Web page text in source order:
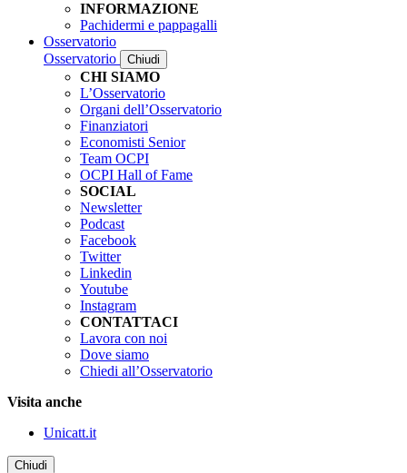
INFORMAZIONE
Pachidermi e pappagalli
Osservatorio
Osservatorio
Chiudi
CHI SIAMO
L’Osservatorio
Organi dell’Osservatorio
Finanziatori
Economisti Senior
Team OCPI
OCPI Hall of Fame
SOCIAL
Newsletter
Podcast
Facebook
Twitter
Linkedin
Youtube
Instagram
CONTATTACI
Lavora con noi
Dove siamo
Chiedi all’Osservatorio
Visita anche
Unicatt.it
Chiudi